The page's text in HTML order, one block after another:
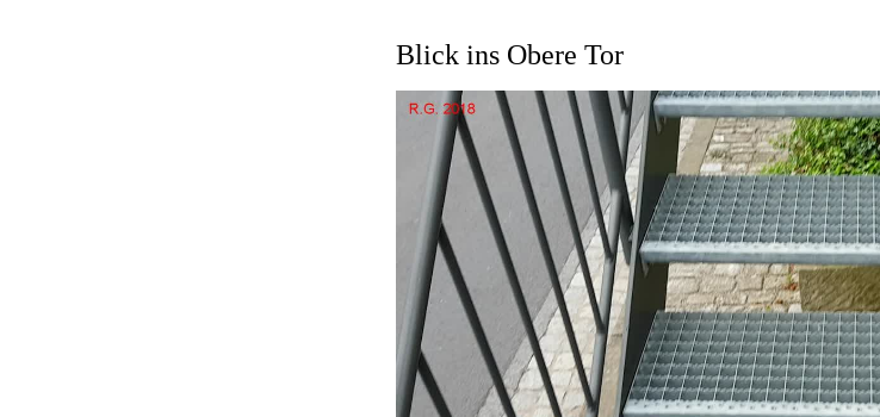
Blick ins Obere Tor